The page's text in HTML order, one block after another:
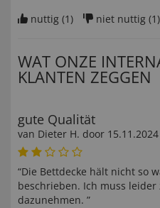
nuttig (1) niet nuttig (1)
WAT ONZE
KLANTEN ZEGGEN
gute Qualität
van Dieter H. door 15.11.2024
“Die Bettdecke hält nicht so
beschrieben. Ich muss leider
dazunehmen. ”